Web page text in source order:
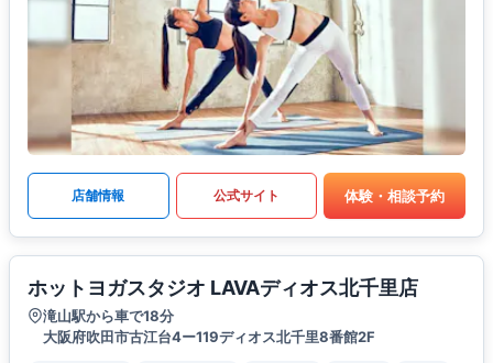
店舗情報 公式サイト 体験・相談予約
ホットヨガスタジオ LAVAディオス北千里店
滝山駅から車で18分
大阪府吹田市古江台4ー119ディオス北千里8番館2F